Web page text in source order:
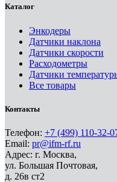
Каталог
Энкодеры
Датчики наклона
Датчики скорости
Расходометры
Датчики
Все товары
Контакты
Телефон: +7 (499) 110-32-
Email: pr@ifm-rf.ru
Адрес: г. Москва,
ул. Большая Почтовая,
д. 26в ст2